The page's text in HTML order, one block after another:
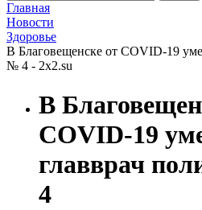
Главная
Новости
Здоровье
В Благовещенске от COVID-19
№ 4 - 2x2.su
В
COVID-19
главврач
4